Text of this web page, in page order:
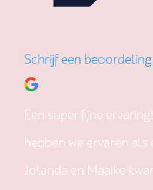
Schrijf een beoordeling
Een super fijne
hebben we ervaren als
Jolanda en Maaike